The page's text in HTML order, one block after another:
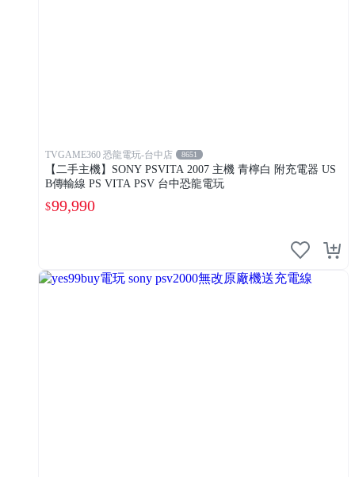
TVGAME360 恐龍電玩-台中店 8651
【二手主機】SONY PSVITA 2007 主機 青檸白 附充電器 US
B傳輸線 PS VITA PSV 台中恐龍電玩
$99,990